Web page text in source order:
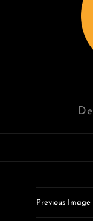
Previous Image